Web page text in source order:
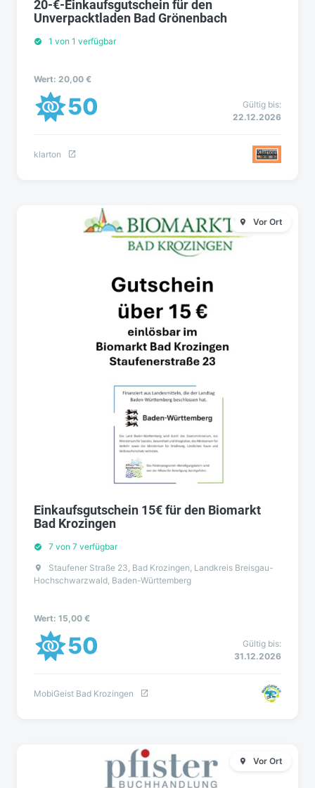
20-€-Einkaufsgutschein für den
Unverpacktladen Bad Grönenbach
1 von 1 verfügbar
Wert: 20,00 €
50
Gültig bis:
22.12.2026
klarton
Vor Ort
Einkaufsgutschein 15€ für den Biomarkt
Bad Krozingen
7 von 7 verfügbar
Staufener Straße 23, Bad Krozingen, Landkreis Breisgau-
Hochschwarzwald, Baden-Württemberg
Wert: 15,00 €
50
Gültig bis:
31.12.2026
MobiGeist Bad Krozingen
Vor Ort